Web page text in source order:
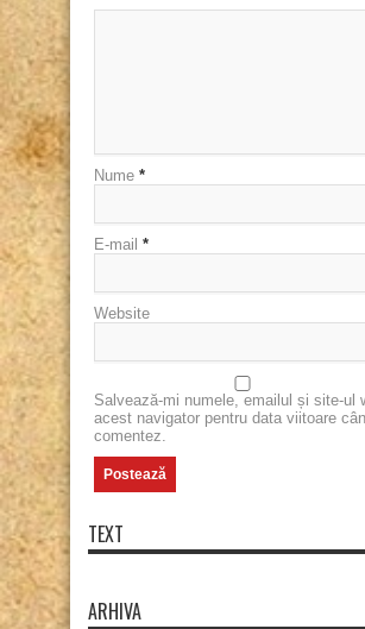
Nume *
E-mail *
Website
Salvează-mi numele, emailul și site-ul
acest navigator pentru data viitoare
comentez.
TEXT
ARHIVA